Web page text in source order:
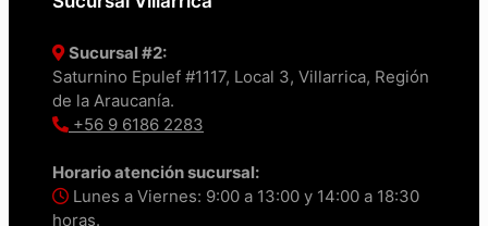
Sucursal #2:
Saturnino Epulef #1117, Local 3, Villarrica, Región
de la Araucanía.
+56 9 6186 2283
Horario atención sucursal:
Lunes a Viernes: 9:00 a 13:00 y 14:00 a 18:30
horas.